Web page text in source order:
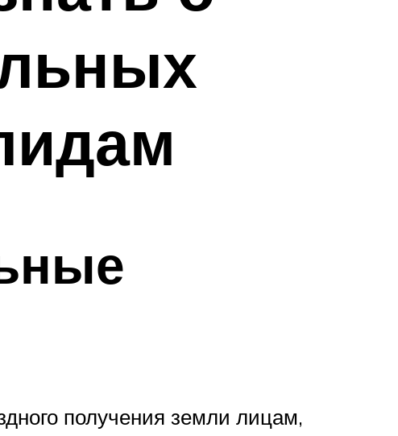
получения земли лицам,